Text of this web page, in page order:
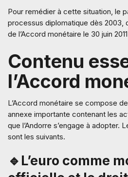
Pour remédier à cette situation, le
processus diplomatique dès 2003,
de l’Accord monétaire le 30 juin
Contenu
l’Accord
L’Accord monétaire se compose
annexe importante contenant les
que l’Andorre s’engage à adopter.
sont les suivants.
🔹L’euro comme